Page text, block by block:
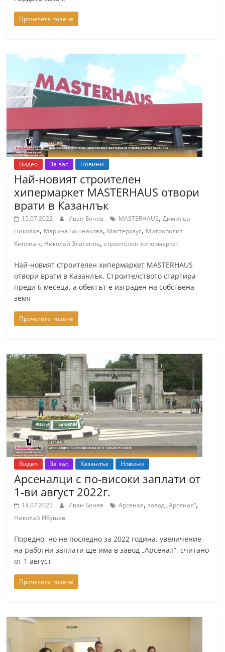
Прочетете повече
Видео За вас Новини
Най-новият строителен
хипермаркет MASTERHAUS отвори
врати в Казанлък
15.07.2022 Иван Бонев MASTERHAUS,Димитър
Николов, Марина Бошнакова, Мастерхаус, Митрополит
Киприан, Николай Златанов,строителен хипермаркет
Най-новият строителен хипермаркет MASTERHAUS
отвори врати в Казанлък. Строителството стартира
преди 6 месеца, а обектът е изграден на собствена
земя
Прочетете повече
Видео За вас Казанлък Новини
Арсеналци с по-високи заплати от
1-ви август 2022г.
14.07.2022 Иван Бонев Арсенал,завод „Арсенал“,
Николай Ибушев
Поредно, но не последно за 2022 година, увеличение
на работни заплати ще има в завод „Арсенал“, считано
от 1 август
Прочетете повече